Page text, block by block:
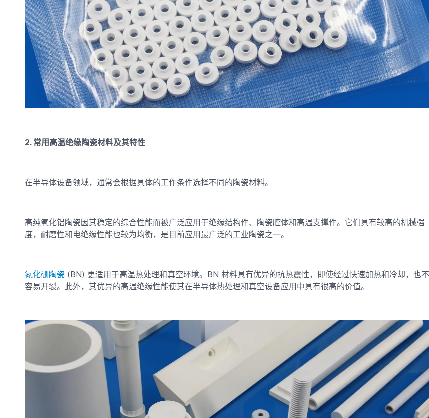
2. 常用高温绝缘陶瓷材料及其特性
在半导体设备领域，通常会根据具体的工作条件选择不同的陶瓷材料。
高纯氧化铝陶瓷因其稳定的综合性能而被广泛应用于绝缘结构件、陶瓷腔体和高温支撑件。它们具有较高的机械强
度，耐磨性和电绝缘性能也较为均衡，是目前应用最广泛的工业陶瓷之一。
氮化硼陶瓷 (BN) 更适用于高温热处理和真空环境。BN 材料具有优异的抗热震性，即使经过快速加热和冷却，也不
容易开裂。此外，其优异的高温绝缘性能使其在半导体热处理和真空设备应用中具有很高的价值。